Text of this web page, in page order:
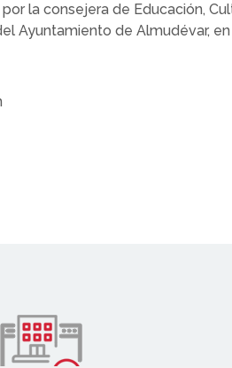
la consejera de Educación,
Ayuntamiento de Almudévar, en